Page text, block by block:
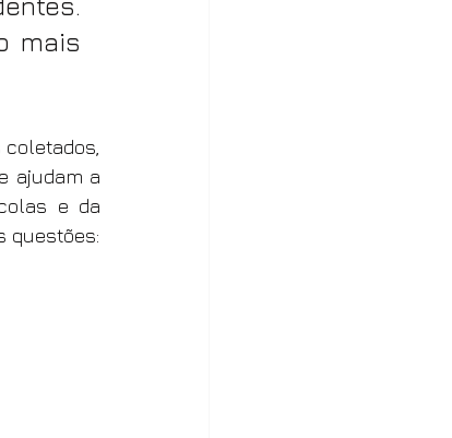
mais
ajudam a
e da
questões: